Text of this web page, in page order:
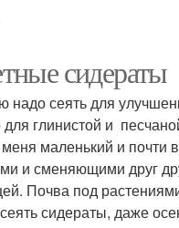
сидераты
надо сеять для
глинистой и
маленький и почти
и сменяющими друг
Почва под
сидераты, даже